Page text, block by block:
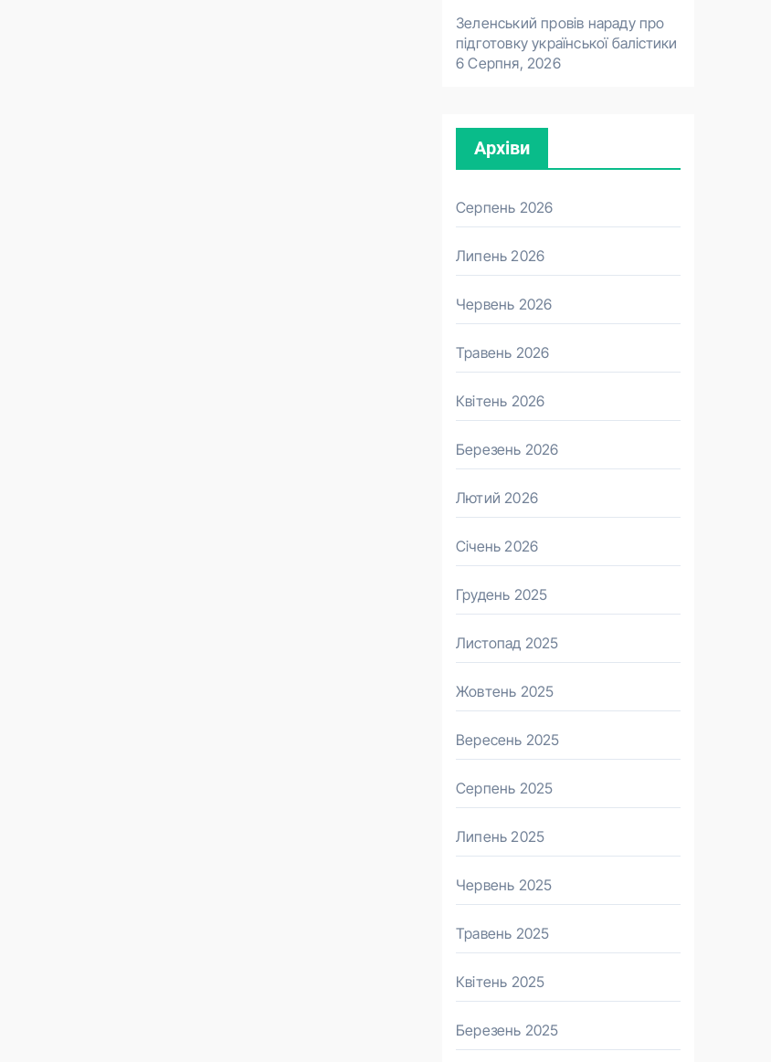
Зеленський провів нараду про
підготовку української балістики
6 Серпня, 2026
Архіви
Серпень 2026
Липень 2026
Червень 2026
Травень 2026
Квітень 2026
Березень 2026
Лютий 2026
Січень 2026
Грудень 2025
Листопад 2025
Жовтень 2025
Вересень 2025
Серпень 2025
Липень 2025
Червень 2025
Травень 2025
Квітень 2025
Березень 2025